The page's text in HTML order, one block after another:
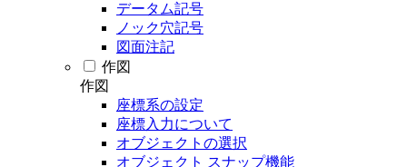
データム記号
ノック穴記号
図面注記
作図
作図
座標系の設定
座標入力について
オブジェクトの選択
オブジェクト スナップ機能